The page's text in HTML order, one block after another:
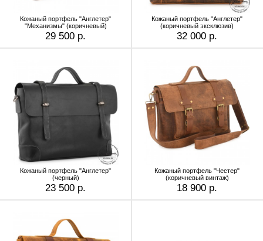
Кожаный портфель "Англетер"
"Механизмы" (коричневый)
29 500 р.
Кожаный портфель "Англетер"
(коричневый эксклюзив)
32 000 р.
Кожаный портфель "Англетер"
(черный)
23 500 р.
Кожаный портфель "Честер"
(коричневый винтаж)
18 900 р.